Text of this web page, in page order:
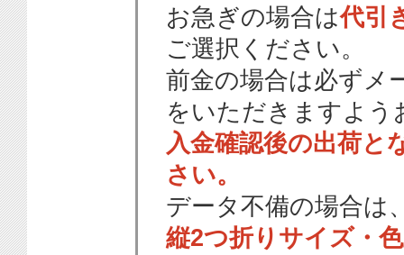
お急ぎの場合は代引
ご選択ください。
前金の場合は必ずメ
をいただきますよう
入金確認後の出荷と
さい。
データ不備の場合は
縦2つ折りサイズ・